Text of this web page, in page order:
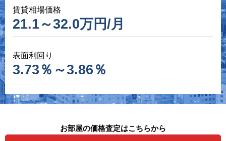
賃貸相場価格
21.1～32.0万円/月
表面利回り
3.73％～3.86％
お部屋の価格査定はこちらから